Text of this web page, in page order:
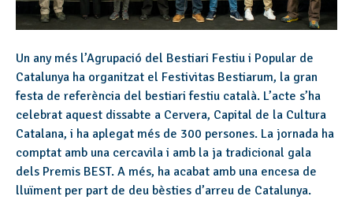
Un any més l’Agrupació del Bestiari Festiu i Popular de
Catalunya ha organitzat el Festivitas Bestiarum, la gran
festa de referència del bestiari festiu català. L’acte s’ha
celebrat aquest dissabte a Cervera, Capital de la Cultura
Catalana, i ha aplegat més de 300 persones. La jornada ha
comptat amb una cercavila i amb la ja tradicional gala
dels Premis BEST. A més, ha acabat amb una encesa de
lluïment per part de deu bèsties d’arreu de Catalunya.